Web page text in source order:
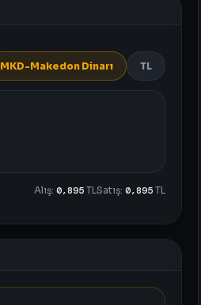
MKD-Makedon Dinarı TL
Alış: 0,895 TLSatış: 0,895 TL